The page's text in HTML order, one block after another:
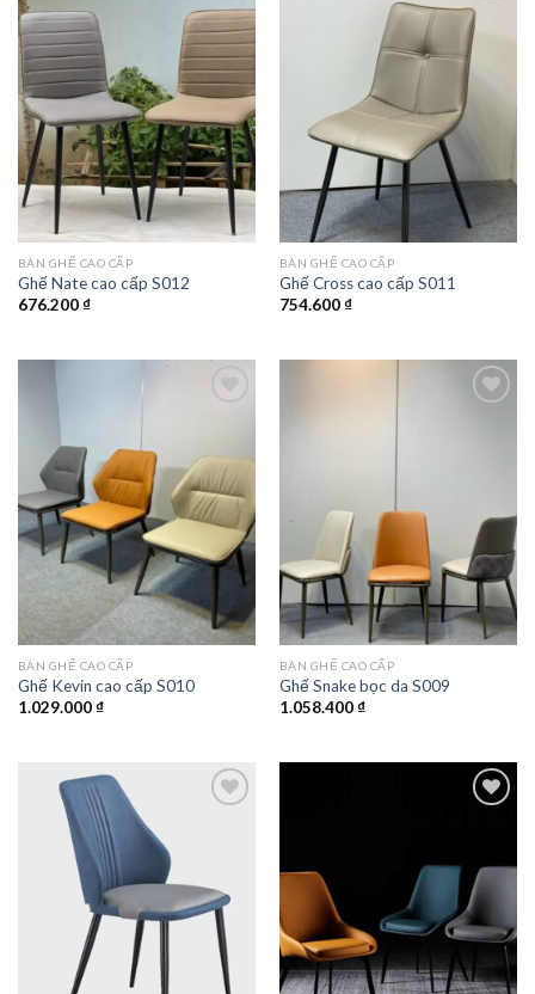
Add to
wishlist
BÀN GHẾ CAO CẤP
Ghế Nate cao cấp S012
676.200₫
Add to
wishlist
BÀN GHẾ CAO CẤP
Ghế Cross cao cấp S011
754.600₫
Add to
wishlist
BÀN GHẾ CAO CẤP
Ghế Kevin cao cấp S010
1.029.000₫
BÀN GHẾ CAO CẤP
Ghế Snake bọc da S009
1.058.400₫
Add to
wishlist